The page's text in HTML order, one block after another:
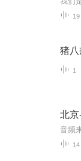
19
猪八
1
北
14